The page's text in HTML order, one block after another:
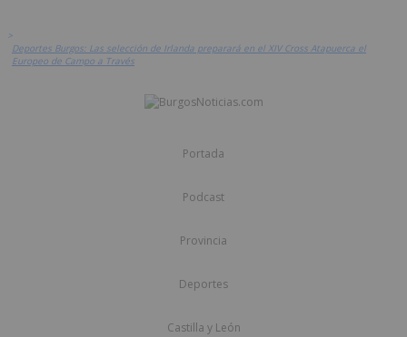
>
Deportes Burgos: Las selección de Irlanda preparará en el XIV Cross Atapuerca el
Europeo de Campo a Través
Portada
Podcast
Provincia
Deportes
Castilla y León